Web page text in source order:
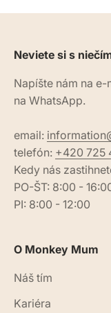
Neviete si s
Napíšte nám na
na WhatsApp.
email:
telefón: +420 725
Kedy nás
PO-ŠT: 8:00 -
PI: 8:00 - 12:00
O Monkey Mum
Náš tím
Kariéra